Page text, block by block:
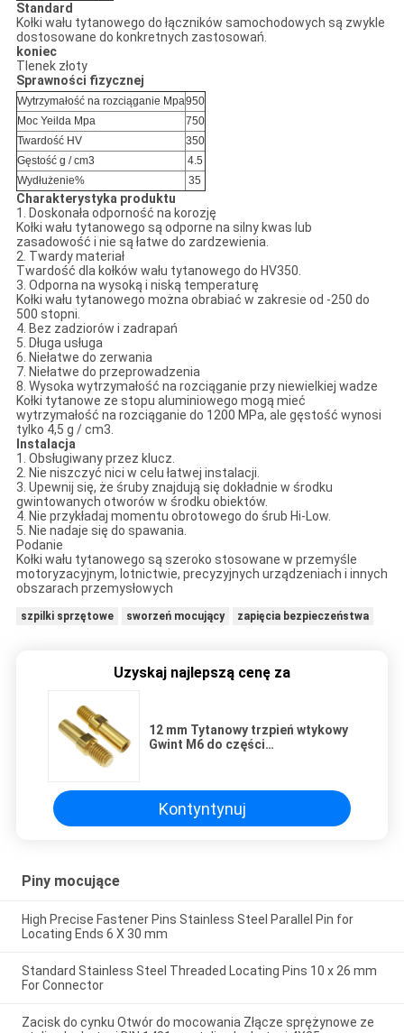
Standard
Kołki wału tytanowego do łączników samochodowych są zwykle
dostosowane do konkretnych zastosowań.
koniec
Tlenek złoty
Sprawności fizycznej
Wytrzymałość na rozciąganie Mpa950
Moc Yeilda Mpa
750
Twardość HV
350
Gęstość g / cm3
4.5
Wydłużenie%
35
Charakterystyka produktu
1. Doskonała odporność na korozję
Kołki wału tytanowego są odporne na silny kwas lub
zasadowość i nie są łatwe do zardzewienia.
2. Twardy materiał
Twardość dla kołków wału tytanowego do HV350.
3. Odporna na wysoką i niską temperaturę
Kołki wału tytanowego można obrabiać w zakresie od -250 do
500 stopni.
4. Bez zadziorów i zadrapań
5. Długa usługa
6. Niełatwe do zerwania
7. Niełatwe do przeprowadzenia
8. Wysoka wytrzymałość na rozciąganie przy niewielkiej wadze
Kołki tytanowe ze stopu aluminiowego mogą mieć
wytrzymałość na rozciąganie do 1200 MPa, ale gęstość wynosi
tylko 4,5 g / cm3.
Instalacja
1. Obsługiwany przez klucz.
2. Nie niszczyć nici w celu łatwej instalacji.
3. Upewnij się, że śruby znajdują się dokładnie w środku
gwintowanych otworów w środku obiektów.
4. Nie przykładaj momentu obrotowego do śrub Hi-Low.
5. Nie nadaje się do spawania.
Podanie
Kołki wału tytanowego są szeroko stosowane w przemyśle
motoryzacyjnym, lotnictwie, precyzyjnych urządzeniach i innych
obszarach przemysłowych
szpilki sprzętowe sworzeń mocujący zapięcia bezpieczeństwa
Uzyskaj najlepszą cenę za
12 mm Tytanowy trzpień wtykowy
Gwint M6 do części
Kontyntynuj
Piny mocujące
High Precise Fastener Pins Stainless Steel Parallel Pin for
Locating Ends 6 X 30 mm
Standard Stainless Steel Threaded Locating Pins 10 x 26 mm
For Connector
Zacisk do cynku Otwór do mocowania Złącze sprężynowe ze